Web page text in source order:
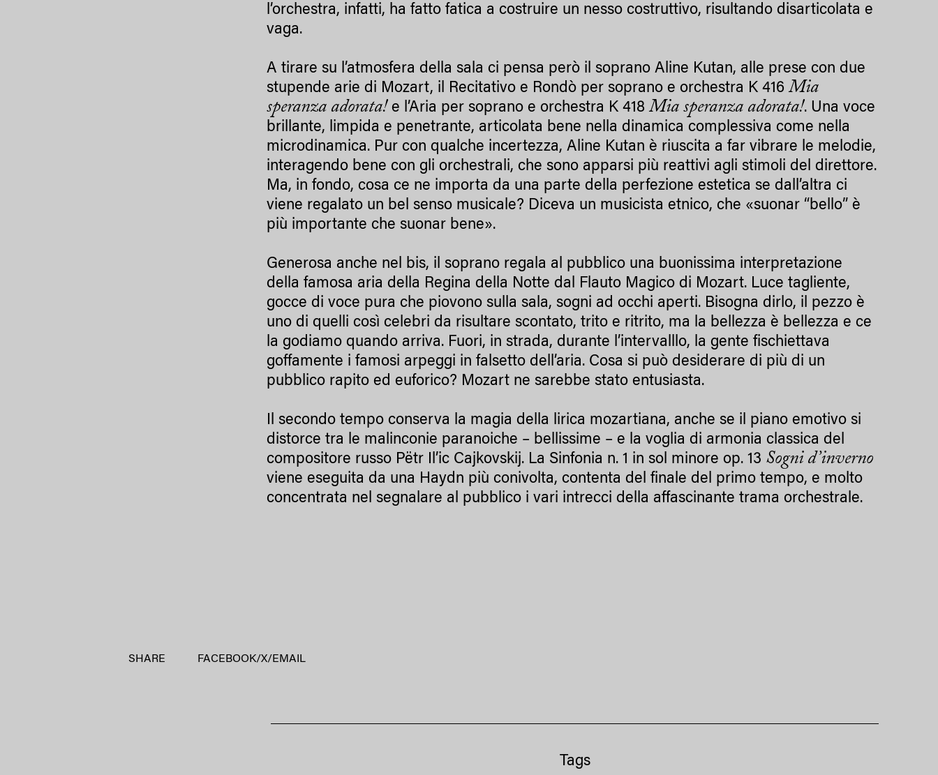
l’orchestra, infatti, ha fatto fatica a costruire un nesso costruttivo, risultando disarticolata e
vaga.
A tirare su l’atmosfera della sala ci pensa però il soprano Aline Kutan, alle prese con due
stupende arie di Mozart, il Recitativo e Rondò per soprano e orchestra K 416Mia
speranza adorata! e l’Aria per soprano e orchestra K 418Mia speranza adorata!. Una voce
brillante, limpida e penetrante, articolata bene nella dinamica complessiva come nella
microdinamica. Pur con qualche incertezza, Aline Kutan è riuscita a far vibrare le melodie,
interagendo bene con gli orchestrali, che sono apparsi più reattivi agli stimoli del direttore.
Ma, in fondo, cosa ce ne importa da una parte della perfezione estetica se dall’altra ci
viene regalato un bel senso musicale? Diceva un musicista etnico, che «suonar “bello” è
più importante che suonar bene».
Generosa anche nel bis, il soprano regala al pubblico una buonissima interpretazione
della famosa aria della Regina della Notte dal Flauto Magico di Mozart. Luce tagliente,
gocce di voce pura che piovono sulla sala, sogni ad occhi aperti. Bisogna dirlo, il pezzo è
uno di quelli così celebri da risultare scontato, trito e ritrito, ma la bellezza è bellezza e ce
la godiamo quando arriva. Fuori, in strada, durante l’intervalllo, la gente fischiettava
goffamente i famosi arpeggi in falsetto dell’aria. Cosa si può desiderare di più di un
pubblico rapito ed euforico? Mozart ne sarebbe stato entusiasta.
Il secondo tempo conserva la magia della lirica mozartiana, anche se il piano emotivo si
distorce tra le malinconie paranoiche – bellissime – e la voglia di armonia classica del
compositore russo Pëtr Il’ic Cajkovskij. La Sinfonia n. 1 in sol minore op. 13 Sogni d’inverno
viene eseguita da una Haydn più conivolta, contenta del finale del primo tempo, e molto
concentrata nel segnalare al pubblico i vari intrecci della affascinante trama orchestrale.
SHARE FACEBOOK/X/ EMAIL
Tags